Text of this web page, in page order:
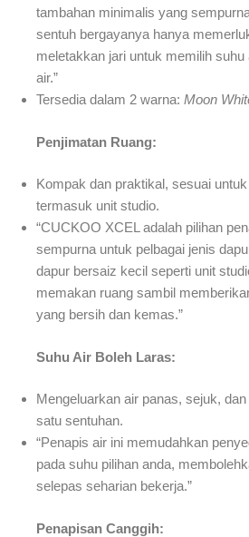
tambahan minimalis yang
sentuh bergayanya hanya
meletakkan jari untuk memilih
air.”
Tersedia dalam 2 warna: Moon
Penjimatan Ruang:
Kompak dan praktikal, sesuai
termasuk unit studio.
“CUCKOO XCEL adalah pilihan
sempurna untuk pelbagai jenis
dapur bersaiz kecil seperti unit
memakan ruang sambil
yang bersih dan kemas.”
Suhu Air Boleh Laras:
Mengeluarkan air panas, sejuk,
satu sentuhan.
“Penapis air ini memudahkan
pada suhu pilihan anda,
selepas seharian bekerja.”
Penapisan Canggih: